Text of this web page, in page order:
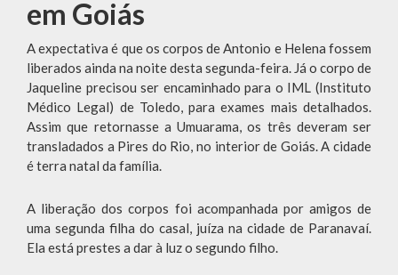
em Goiás
A expectativa é que os corpos de Antonio e Helena fossem
liberados ainda na noite desta segunda-feira. Já o corpo de
Jaqueline precisou ser encaminhado para o IML (Instituto
Médico Legal) de Toledo, para exames mais detalhados.
Assim que retornasse a Umuarama, os três deveram ser
transladados a Pires do Rio, no interior de Goiás. A cidade
é terra natal da família.
A liberação dos corpos foi acompanhada por amigos de
uma segunda filha do casal, juíza na cidade de Paranavaí.
Ela está prestes a dar à luz o segundo filho.